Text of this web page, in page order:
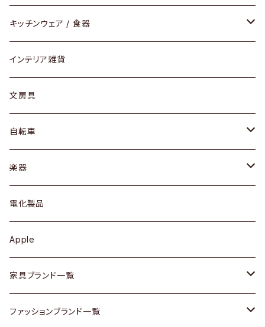
ダイニングセット / ダイニングテーブル
ローテーブル / サイドテーブル
デスク / コンソール
ドレッサー
シェルフ
キュリオケース / 飾り棚
カップボード / 食器棚
チェスト
その他家具
テーブルランプ / デスクスタンド
フロアライト
アクセサリー
リング
ピアス / イヤリング
財布
バッグ
アウター
トップス
ワンピース
ボトムス
靴
スカーフ
キッチンウェア / 食器
グラス / タンブラー
カップ / マグ
プレート / ボウル
カトラリー
ケトル / ティーポット
鍋 / フライパン
Vintage / ヴィンテージ
銀製品
インテリア雑貨
文房具
自転車
dahon
楽器
ギター
ベース
その他楽器
電化製品
Apple
家具ブランド一覧
ACME Furniture / アクメ ファニチャー
ファッションブランド一覧